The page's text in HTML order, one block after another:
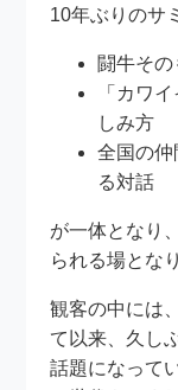
10年ぶりのサ
闘牛そ
「カワ
しみ方
全国の仲
る対話
が一体となり
られる場とな
観客の中には
て以来、久し
話題になって